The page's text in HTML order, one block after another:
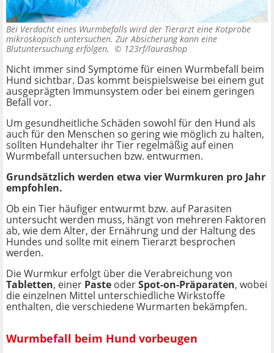
Bei Verdacht eines Wurmbefalls wird der Tierarzt eine Kotprobe
mikroskopisch untersuchen. Zur Absicherung kann eine
Blutuntersuchung erfolgen. © 123rf/laurashop
Nicht immer sind Symptome für einen Wurmbefall beim
Hund sichtbar. Das kommt beispielsweise bei einem gut
ausgeprägten Immunsystem oder bei einem geringen
Befall vor.
Um gesundheitliche Schäden sowohl für den Hund als
auch für den Menschen so gering wie möglich zu halten,
sollten Hundehalter ihr Tier regelmäßig auf einen
Wurmbefall untersuchen bzw. entwurmen.
Grundsätzlich werden etwa vier Wurmkuren pro Jahr
empfohlen.
Ob ein Tier häufiger entwurmt bzw. auf Parasiten
untersucht werden muss, hängt von mehreren Faktoren
ab, wie dem Alter, der Ernährung und der Haltung des
Hundes und sollte mit einem Tierarzt besprochen
werden.
Die Wurmkur erfolgt über die Verabreichung von
Tabletten, einer Paste oderSpot-on-Präparaten, wobei
die einzelnen Mittel unterschiedliche Wirkstoffe
enthalten, die verschiedene Wurmarten bekämpfen.
Wurmbefall beim Hund vorbeugen